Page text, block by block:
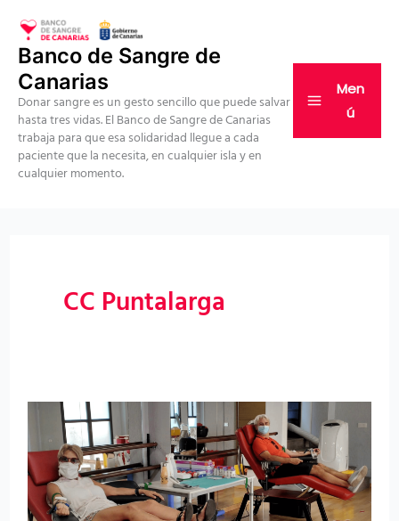
contenido
Banco de Sangre de
Canarias
Donar sangre es un gesto sencillo que puede salvar
hasta tres vidas. El Banco de Sangre de Canarias
trabaja para que esa solidaridad llegue a cada
paciente que la necesita, en cualquier isla y en
cualquier momento.
Men
ú
CC Puntalarga
ICHH
habilita
un